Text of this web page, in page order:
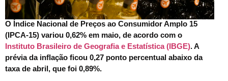
O Índice Nacional de Preços ao Consumidor Amplo 15
(IPCA-15) variou 0,62% em maio, de acordo com o
Instituto Brasileiro de Geografia e Estatística (IBGE). A
prévia da inflação ficou 0,27 ponto percentual abaixo da
taxa de abril, que foi 0,89%.